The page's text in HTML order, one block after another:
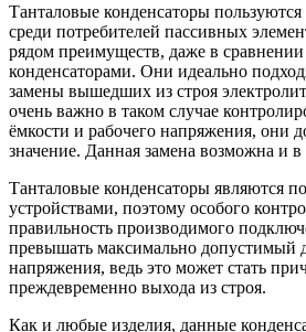
Танталовые конденсаторы
среди потребителей пассивных
рядом преимуществ, даже в
конденсаторами. Они идеально
замены вышедших из строя
очень важно в таком случае
ёмкости и рабочего напряжения, они
значение. Данная замена возможна и
Танталовые конденсаторы являются
устройствами, поэтому особого
правильность производимого
превышать максимально допустимый
напряжения, ведь это может стать
преждевременно выхода из строя.
Как и любые изделия, данные